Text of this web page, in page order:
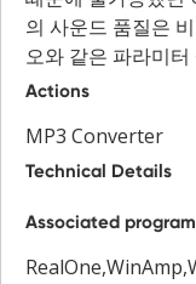
의 사운드 품질은
오와 같은 파라미
Actions
MP3 Converter
Technical Details
Associated